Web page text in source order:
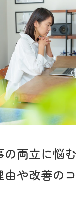
両立に悩
由や改善の